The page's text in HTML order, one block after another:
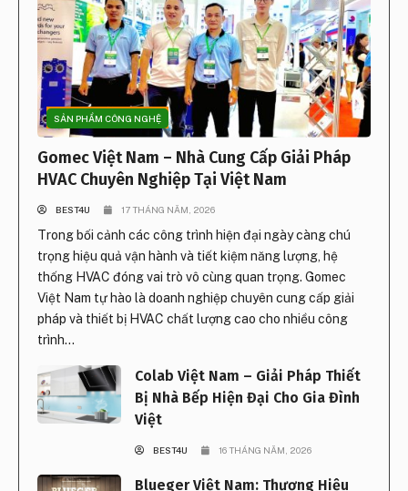
SẢN PHẨM CÔNG NGHỆ
Gomec Việt Nam – Nhà Cung Cấp Giải Pháp
HVAC Chuyên Nghiệp Tại Việt Nam
BEST4U 17 THÁNG NĂM, 2026
Trong bối cảnh các công trình hiện đại ngày càng chú
trọng hiệu quả vận hành và tiết kiệm năng lượng, hệ
thống HVAC đóng vai trò vô cùng quan trọng. Gomec
Việt Nam tự hào là doanh nghiệp chuyên cung cấp giải
pháp và thiết bị HVAC chất lượng cao cho nhiều công
trình...
Colab Việt Nam – Giải Pháp Thiết
Bị Nhà Bếp Hiện Đại Cho Gia Đình
Việt
BEST4U 16 THÁNG NĂM, 2026
Blueger Việt Nam: Thương Hiệu